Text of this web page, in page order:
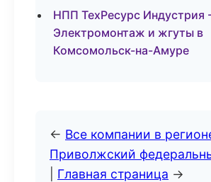
НПП ТехРесурс Индустрия
Электромонтаж и жгуты в
Комсомольск-на-Амуре
← Все компании в
Приволжский
Главная страница →